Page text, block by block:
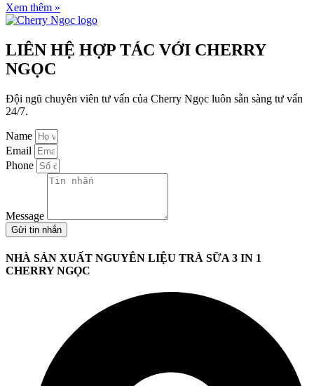
Xem thêm »
LIÊN HỆ HỢP TÁC VỚI CHERRY
NGỌC
Đội ngũ chuyên viên tư vấn của Cherry Ngọc luôn sẵn sàng tư vấn
24/7.
Name
Email
Phone
Message
Gửi tin nhắn
NHÀ SẢN XUẤT NGUYÊN LIỆU TRÀ SỮA 3 IN 1
CHERRY NGỌC